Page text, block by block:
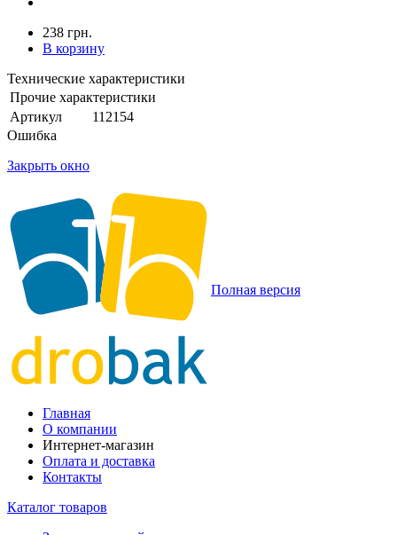
238 грн.
В корзину
Технические характеристики
Прочие характеристики
Артикул
112154
Ошибка
Закрыть окно
Полная версия
Главная
О компании
Интернет-магазин
Оплата и доставка
Контакты
Каталог товаров